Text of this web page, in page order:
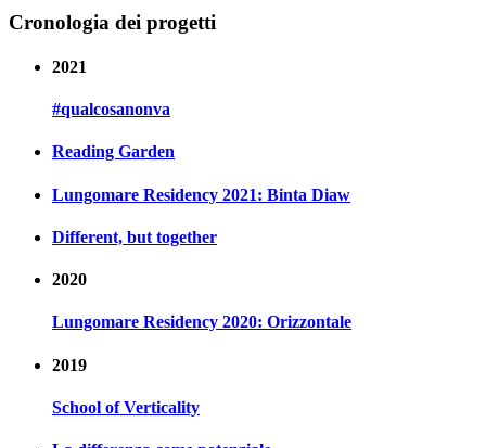
Cronologia dei progetti
2021
#qualcosanonva
Reading Garden
Lungomare Residency 2021: Binta Diaw
Different, but together
2020
Lungomare Residency 2020: Orizzontale
2019
School of Verticality